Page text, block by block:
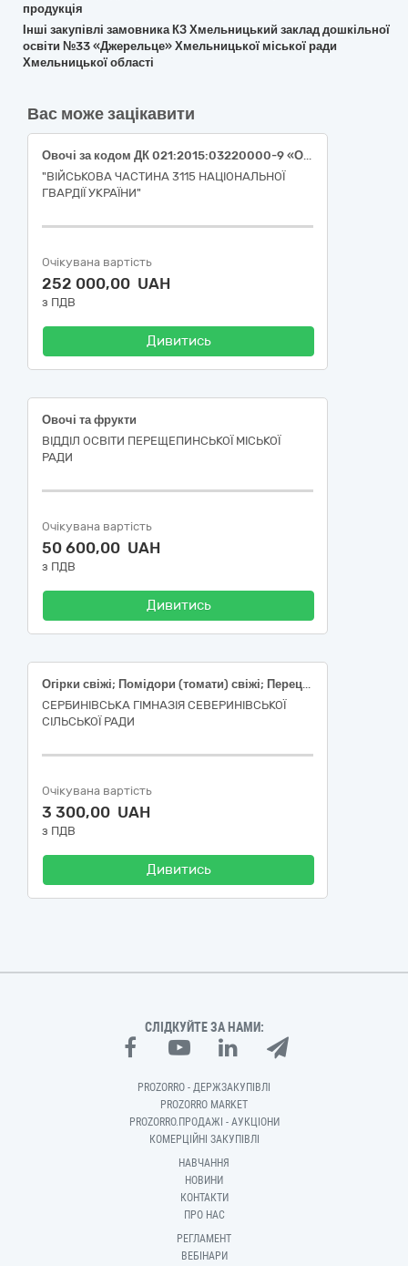
продукція
Інші закупівлі замовника КЗ Хмельницький заклад дошкільної
освіти №33 «Джерельце» Хмельницької міської ради
Хмельницької області
Вас може зацікавити
Овочі за кодом ДК 021:2015:03220000-9 «Овочі, фрукти та горіхи» огірок свіжий (ДК 021:2015:03221270-9 «Огірки»), помідор свіжий (ДК 021:2015:03221240-0 «Помідори»), перець солодкий (ДК 021:2015:03221230-7 «Перець овочевий»)
"ВІЙСЬКОВА ЧАСТИНА 3115 НАЦІОНАЛЬНОЇ
ГВАРДІЇ УКРАЇНИ"
Очікувана вартість
252 000,00 UAH
з ПДВ
Дивитись
Овочі та фрукти
ВІДДІЛ ОСВІТИ ПЕРЕЩЕПИНСЬКОЇ МІСЬКОЇ
РАДИ
Очікувана вартість
50 600,00 UAH
з ПДВ
Дивитись
Огірки свіжі; Помідори (томати) свіжі; Перець солодкий свіжий
СЕРБИНІВСЬКА ГІМНАЗІЯ СЕВЕРИНІВСЬКОЇ
СІЛЬСЬКОЇ РАДИ
Очікувана вартість
3 300,00 UAH
з ПДВ
Дивитись
СЛІДКУЙТЕ ЗА НАМИ:
PROZORRO - ДЕРЖЗАКУПІВЛІ
PROZORRO MARKET
PROZORRO.ПРОДАЖІ - АУКЦІОНИ
КОМЕРЦІЙНІ ЗАКУПІВЛІ
НАВЧАННЯ
НОВИНИ
КОНТАКТИ
ПРО НАС
РЕГЛАМЕНТ
ВЕБІНАРИ